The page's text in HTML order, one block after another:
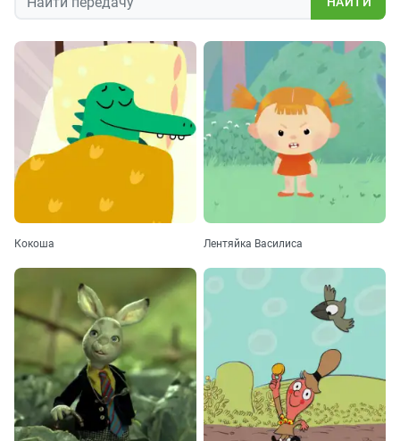
Кокоша Лентяйка Василиса